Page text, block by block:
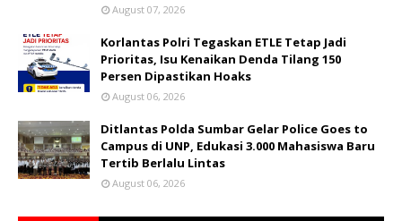
August 07, 2026
Korlantas Polri Tegaskan ETLE Tetap Jadi
Prioritas, Isu Kenaikan Denda Tilang 150
Persen Dipastikan Hoaks
August 06, 2026
Ditlantas Polda Sumbar Gelar Police Goes to
Campus di UNP, Edukasi 3.000 Mahasiswa Baru
Tertib Berlalu Lintas
August 06, 2026